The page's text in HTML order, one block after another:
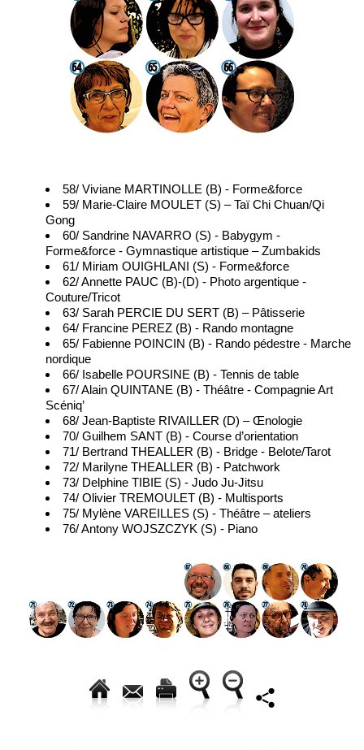
58/ Viviane MARTINOLLE (B) - Forme&force
59/ Marie-Claire MOULET (S) – Taï Chi Chuan/Qi
Gong
60/ Sandrine NAVARRO (S) - Babygym -
Forme&force - Gymnastique artistique – Zumbakids
61/ Miriam OUIGHLANI (S) - Forme&force
62/ Annette PAUC (B)-(D) - Photo argentique -
Couture/Tricot
63/ Sarah PERCIE DU SERT (B) – Pâtisserie
64/ Francine PEREZ (B) - Rando montagne
65/ Fabienne POINCIN (B) - Rando pédestre - Marche
nordique
66/ Isabelle POURSINE (B) - Tennis de table
67/ Alain QUINTANE (B) - Théâtre - Compagnie Art
Scéniq’
68/ Jean-Baptiste RIVAILLER (D) – Œnologie
70/ Guilhem SANT (B) - Course d’orientation
71/ Bertrand THEALLER (B) - Bridge - Belote/Tarot
72/ Marilyne THEALLER (B) - Patchwork
73/ Delphine TIBIE (S) - Judo Ju-Jitsu
74/ Olivier TREMOULET (B) - Multisports
75/ Mylène VAREILLES (S) - Théâtre – ateliers
76/ Antony WOJSZCZYK (S) - Piano